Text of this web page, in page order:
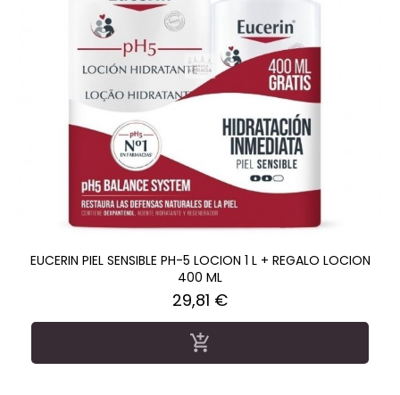
EUCERIN PIEL SENSIBLE PH-5 LOCION 1 L + REGALO LOCION
400 ML
Precio
29,81 €
